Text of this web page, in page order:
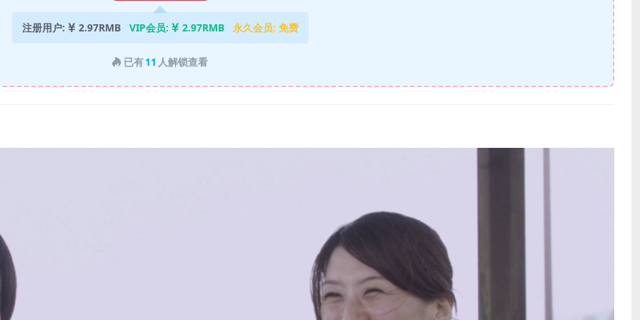
注册用户: 2.97RMB VIP会员: 2.97RMB 永久会员: 免费
已有11 人解锁查看